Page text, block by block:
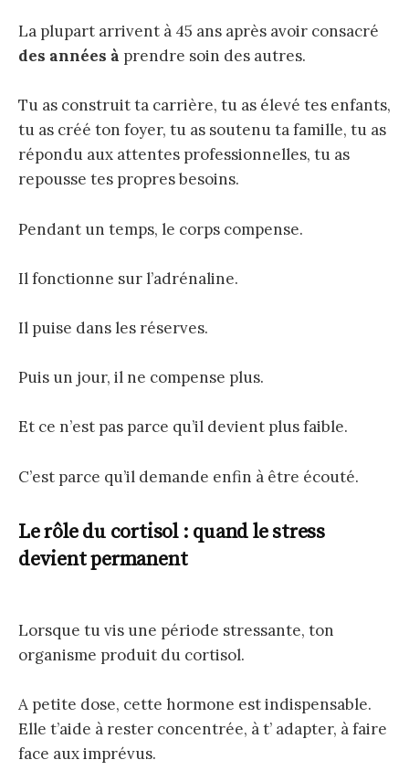
La plupart arrivent à 45 ans après avoir consacré
des années à prendre soin des autres.
Tu as construit ta carrière, tu as élevé tes enfants,
tu as créé ton foyer, tu as soutenu ta famille, tu as
répondu aux attentes professionnelles, tu as
repousse tes propres besoins.
Pendant un temps, le corps compense.
Il fonctionne sur l’adrénaline.
Il puise dans les réserves.
Puis un jour, il ne compense plus.
Et ce n’est pas parce qu’il devient plus faible.
C’est parce qu’il demande enfin à être écouté.
Le rôle du cortisol : quand le stress
devient permanent
Lorsque tu vis une période stressante, ton
organisme produit du cortisol.
A petite dose, cette hormone est indispensable.
Elle t’aide à rester concentrée, à t’ adapter, à faire
face aux imprévus.